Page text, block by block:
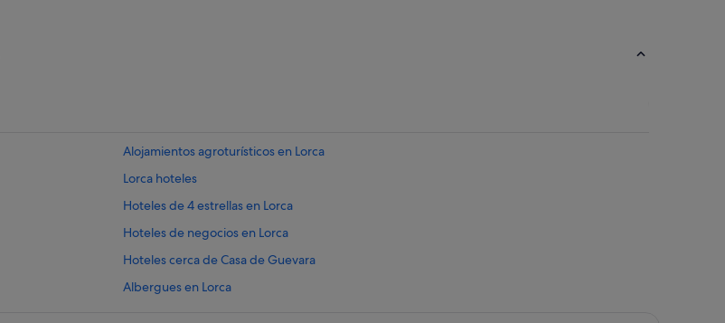
Alojamientos agroturísticos en Lorca
Lorca hoteles
Hoteles de 4 estrellas en Lorca
Hoteles de negocios en Lorca
Hoteles cerca de Casa de Guevara
Albergues en Lorca